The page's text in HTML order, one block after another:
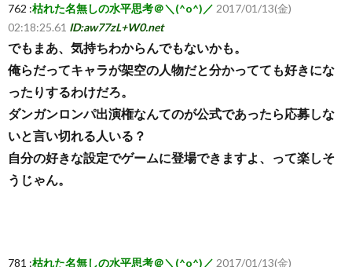
762 :枯れた名無しの水平思考＠＼(^o^)／ 2017/01/13(金)
02:18:25.61 ID:aw77zL+W0.net
でもまあ、気持ちわからんでもないかも。
俺らだってキャラが架空の人物だと分かってても好きにな
ったりするわけだろ。
ダンガンロンパ出演権なんてのが公式であったら応募しな
いと言い切れる人いる？
自分の好きな設定でゲームに登場できますよ、って楽しそ
うじゃん。
781 :枯れた名無しの水平思考＠＼(^o^)／ 2017/01/13(金)